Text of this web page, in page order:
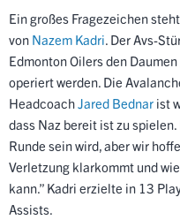
Ein großes Fragezeichen
von Nazem Kadri . Der Avs-
Edmonton Oilers den
operiert werden. Die
Headcoach Jared Bednar ist
dass Naz bereit ist zu
Runde sein wird, aber wir
Verletzung klarkommt und
kann.” Kadri erzielte in 13
Assists.